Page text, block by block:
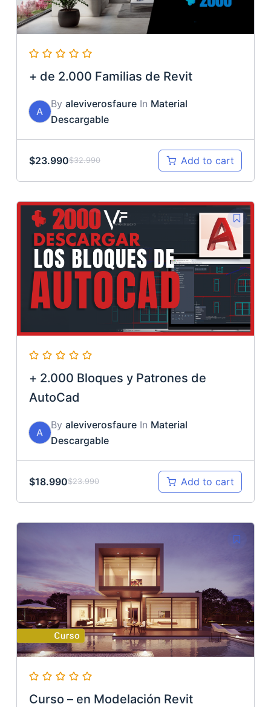
+ de 2.000 Familias de Revit
A
By aleviverosfaureIn Material
Descargable
$32.990
$23.990 Add to cart
+ 2.000 Bloques y Patrones de
AutoCad
A
By aleviverosfaureIn Material
Descargable
$23.990
$18.990 Add to cart
Curso – en Modelación Revit